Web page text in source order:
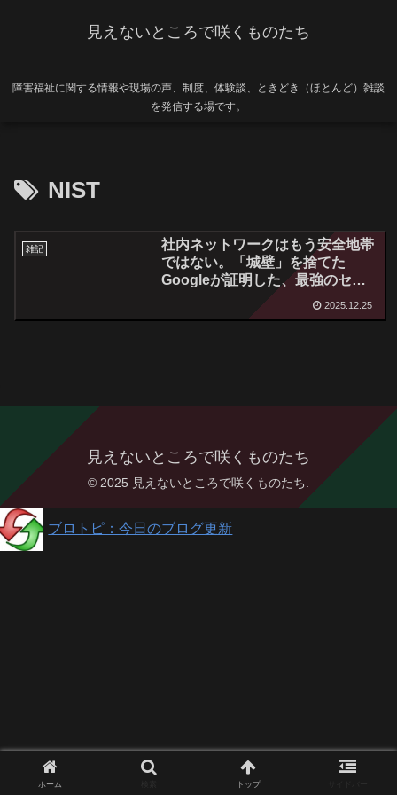
見えないところで咲くものたち
障害福祉に関する情報や現場の声、制度、体験談、ときどき（ほとんど）雑談
を発信する場です。
NIST
雑記
社内ネットワークはもう安全地帯
ではない。「城壁」を捨てた
Googleが証明した、最強のセキ
ュリティ戦略とは
2025.12.25
見えないところで咲くものたち
© 2025 見えないところで咲くものたち.
ホーム トップ
ブロトピ：今日のブログ更新